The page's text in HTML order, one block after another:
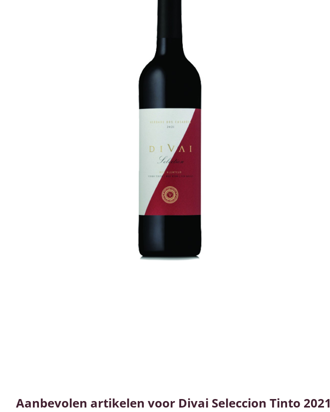
Aanbevolen artikelen voor Divai Seleccion Tinto 2021